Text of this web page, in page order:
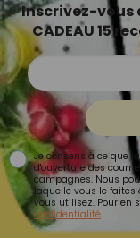
Inscrivez-vous
CADEAU 15
Je consens à ce que
d'ouverture des
campagnes. Nous
laquelle vous le
vous utilisez. Pour en
confidentialité.